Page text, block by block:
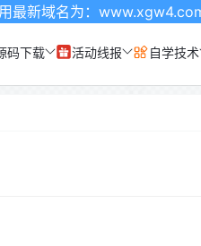
：www.xgw4.com 记得收藏哦
码下载 活动线报 自学技术